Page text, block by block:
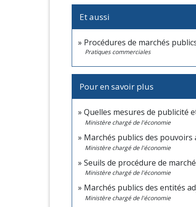
Et aussi
Procédures de marchés
Pratiques commerciales
Pour en savoir plus
Quelles mesures de publicité
Ministère chargé de l'économie
Marchés publics des
Ministère chargé de l'économie
Seuils de procédure de
Ministère chargé de l'économie
Marchés publics des entités
Ministère chargé de l'économie